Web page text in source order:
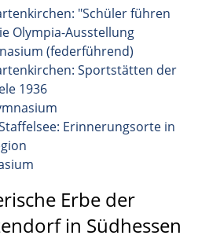
"Schüler führen
Olympia-Ausstellung
(federführend)
Sportstätten der
1936
Erinnerungsorte in
Erbe der
in Südhessen